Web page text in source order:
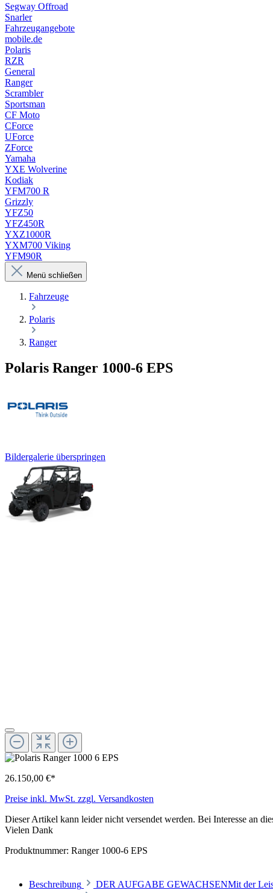
Segway Offroad
Snarler
Fahrzeugangebote
mobile.de
Polaris
RZR
General
Ranger
Scrambler
Sportsman
CF Moto
CForce
UForce
ZForce
Yamaha
YXE Wolverine
Kodiak
YFM700 R
Grizzly
YFZ50
YFZ450R
YXZ1000R
YXM700 Viking
YFM90R
Menü schließen
Fahrzeuge
Polaris
Ranger
Polaris Ranger 1000-6 EPS
Bildergalerie überspringen
26.150,00 €*
Preise inkl. MwSt. zzgl. Versandkosten
Dieser Artikel kann leider nicht versendet werden. Bei Interesse an
Vielen Dank
Produktnummer: Ranger 1000-6 EPS
Beschreibung DER AUFGABE GEWACHSENMit der